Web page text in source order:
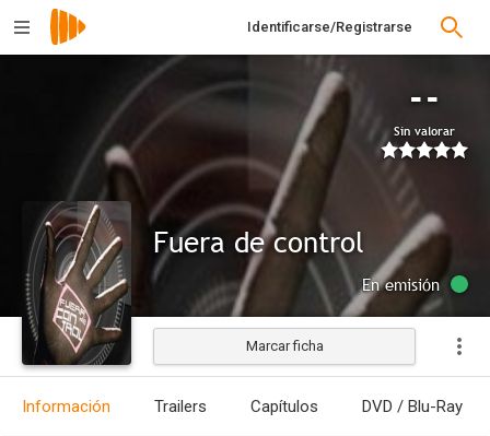
Identificarse/Registrarse
--
Sin valorar
Fuera de control
En emisión
Marcar ficha
Información Trailers Capítulos DVD / Blu-Ray